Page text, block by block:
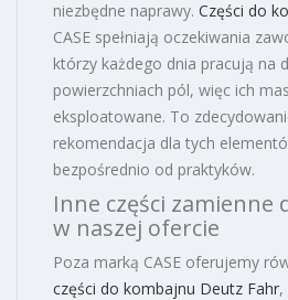
niezbędne naprawy. Części do
CASE spełniają oczekiwania
którzy każdego dnia pracują na
powierzchniach pól, więc ich
eksploatowane. To
rekomendacja dla tych
bezpośrednio od praktyków.
Inne części zamienne
w naszej ofercie
Poza marką CASE oferujemy
części do kombajnu Deutz Fahr